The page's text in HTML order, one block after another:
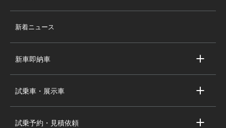
スタッフ紹介
新着ニュース
新車即納車
シボレー新車即納車
試乗車・展示車
試乗予約・見積依頼